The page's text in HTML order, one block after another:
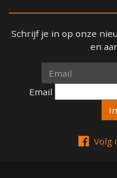
Schrijf je in op onze
en
Email
Volg